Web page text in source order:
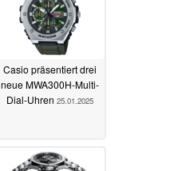
Casio präsentiert drei
neue MWA300H-Multi-
Dial-Uhren 25.01.2025